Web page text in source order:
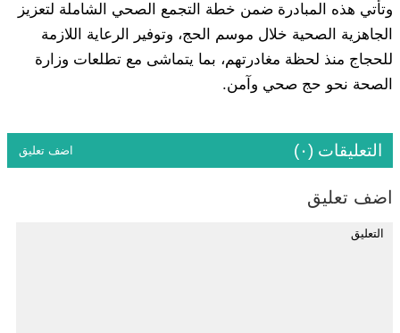
وتأتي هذه المبادرة ضمن خطة التجمع الصحي الشاملة لتعزيز
الجاهزية الصحية خلال موسم الحج، وتوفير الرعاية اللازمة
للحجاج منذ لحظة مغادرتهم، بما يتماشى مع تطلعات وزارة
الصحة نحو حج صحي وآمن.
التعليقات (٠) اضف تعليق
اضف تعليق